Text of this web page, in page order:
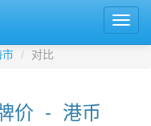
市 对比
价 - 港币